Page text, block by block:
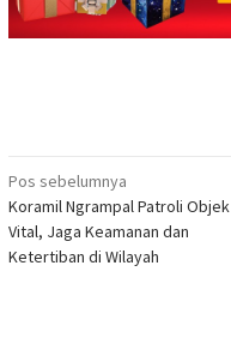
Navigasi
pos
Pos sebelumnya
Koramil Ngrampal Patroli Objek
Vital, Jaga Keamanan dan
Ketertiban di Wilayah